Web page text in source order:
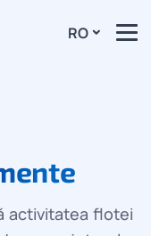
RO
activitatea flotei